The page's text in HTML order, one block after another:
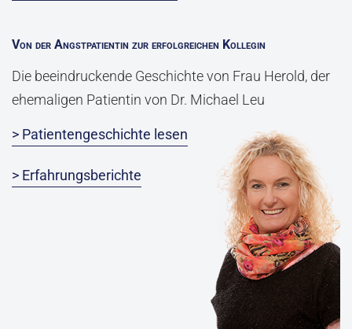
Von der Angstpatientin zur erfolgreichen Kollegin
Die beeindruckende Geschichte von Frau Herold, der
ehemaligen Patientin von Dr. Michael Leu
> Patientengeschichte lesen
> Erfahrungsberichte